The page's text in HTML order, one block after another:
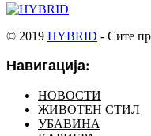
© 2019 HYBRID - Сите
Навигација:
НОВОСТИ
ЖИВОТЕН СТИЛ
УБАВИНА